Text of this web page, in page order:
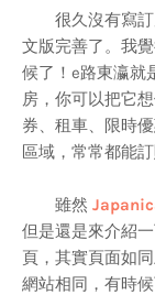
很久沒有寫訂
文版完善了。我
候了！e路東瀛就
房，你可以把它
券、租車、限時
區域，常常都能
雖然
但是還是來介紹
頁，其實頁面如
網站相同，有時